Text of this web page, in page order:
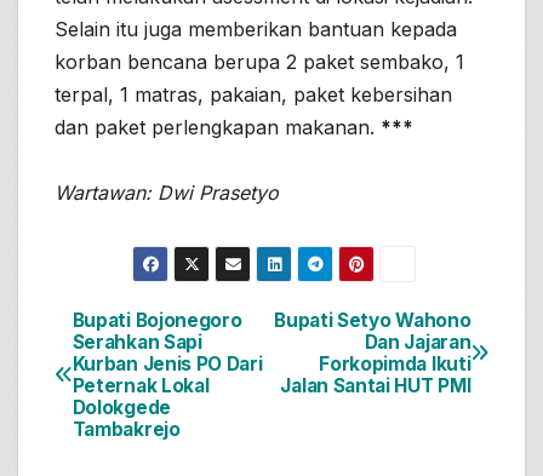
Selain itu juga memberikan bantuan kepada
korban bencana berupa 2 paket sembako, 1
terpal, 1 matras, pakaian, paket kebersihan
dan paket perlengkapan makanan. ***
Wartawan: Dwi Prasetyo
Navigasi
pos
Bupati Setyo Wahono
Dan Jajaran
Forkopimda Ikuti
Jalan Santai HUT PMI
Bupati Bojonegoro
Serahkan Sapi
Kurban Jenis PO Dari
Peternak Lokal
Dolokgede
Tambakrejo